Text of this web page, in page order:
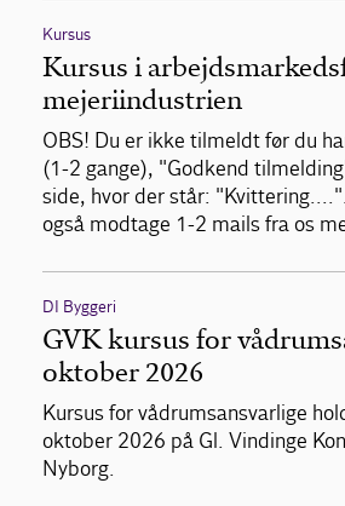
Kursus
Kursus i
mejeriindustrien
OBS! Du er ikke tilmeldt før du
(1-2 gange), "Godkend
side, hvor der står:
også modtage 1-2 mails fra os
DI Byggeri
GVK kursus for
oktober 2026
Kursus for vådrumsansvarlige
oktober 2026 på Gl. Vindinge
Nyborg.